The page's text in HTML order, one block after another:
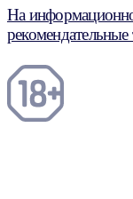
На